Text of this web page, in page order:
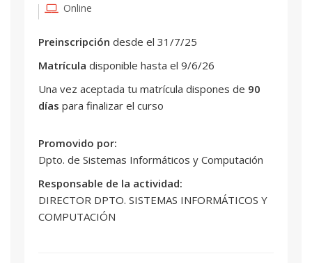
Online
Preinscripción
desde el 31/7/25
Matrícula disponible hasta el 9/6/26
Una vez aceptada tu matrícula dispones de 90
días para finalizar el curso
Promovido por:
Dpto. de Sistemas Informáticos y Computación
Responsable de la actividad:
DIRECTOR DPTO. SISTEMAS INFORMÁTICOS Y
COMPUTACIÓN